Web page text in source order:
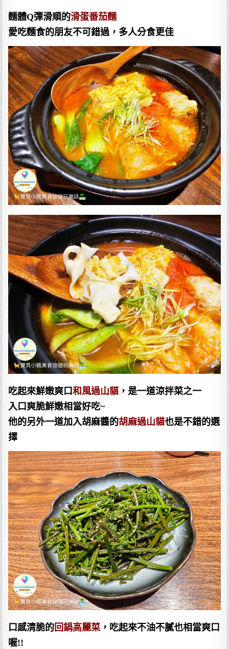
麵體Q彈滑順的滑蛋番茄麵
愛吃麵食的朋友不可錯過，多人分食更佳
吃起來鮮嫩爽口和風過山貓 ，是一道涼拌菜之一
入口爽脆鮮嫩相當好吃~
他的另外一道加入胡麻醬的胡麻過山貓也是不錯的選
擇
口感清脆的回鍋高麗菜，吃起來不油不膩也相當爽口
喔!!